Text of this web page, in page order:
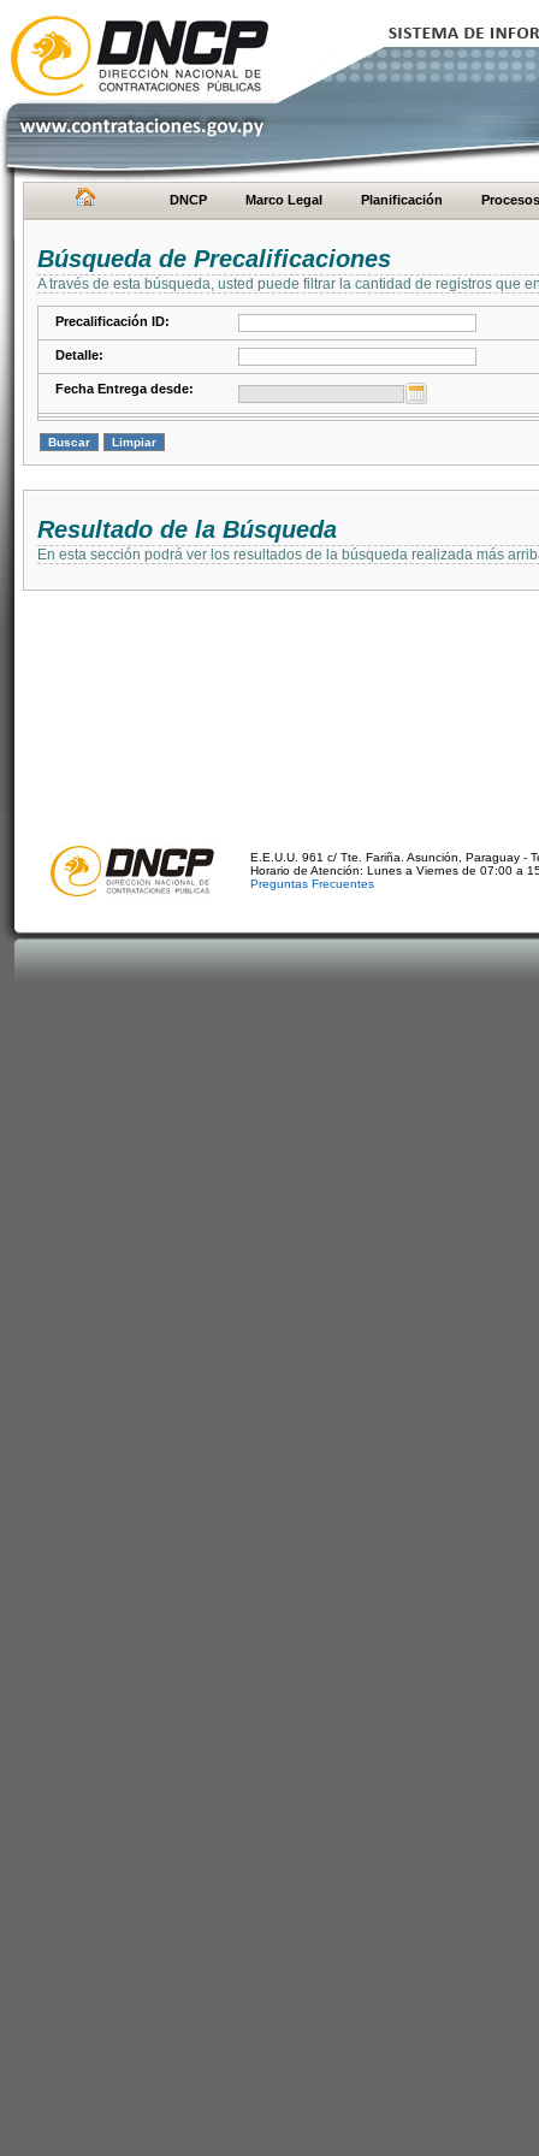
DNCP Marco Legal Planificación Procesos
Búsqueda de Precalificaciones
A través de esta búsqueda, usted puede filtrar la cantidad de registros que
Precalificación ID:
Detalle:
Fecha Entrega desde:
Resultado de la Búsqueda
En esta sección podrá ver los resultados de la búsqueda realizada más
E.E.U.U. 961 c/ Tte. Fariña. Asunción, Paraguay -
Horario de Atención: Lunes a Viernes de 07:00 a
Preguntas Frecuentes